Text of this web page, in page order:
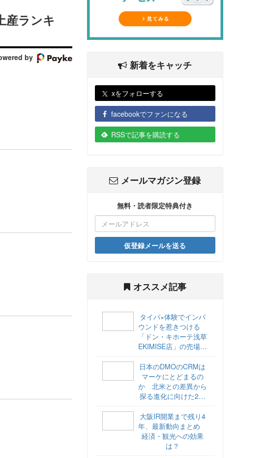
産ランキ
by
新着をキャッチ
xをフォローする
facebookでファンになる
RSSで記事を購読する
メールマガジン登録
無料・読者限定特典付き
仮登録メールを送る
オススメ記事
タイパ×体験でインバ
ウンドを惹きつける
「ドン・キホーテ浅草
EKIMISE店」の売場づ
日本のDMOのCRMは
マーケにとどまるの
か 北米との差異から
探る進化に向けた2ス
海外DMOのリアル
vol.6】
大阪IR開業まで残り4
年、最新動向まとめ
経済・観光への効果
は？